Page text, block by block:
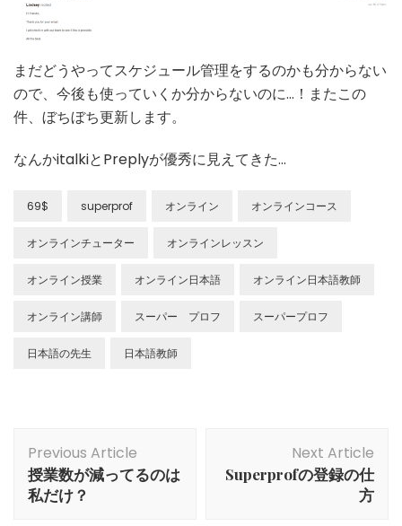
まだどうやってスケジュール管理をするのかも分からない
ので、今後も使っていくか分からないのに…！またこの
件、ぼちぼち更新します。
なんかitalkiとPreplyが優秀に見えてきた…
69$ superprof オンライン オンラインコース
オンラインチューター オンラインレッスン
オンライン授業 オンライン日本語 オンライン日本語教師
オンライン講師 スーパー プロフ スーパープロフ
日本語の先生 日本語教師
Navigation
Previous Article
授業数が減ってるのは
私だけ？
Next Article
Superprofの登録の仕
方